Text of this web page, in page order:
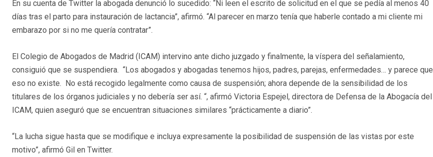
En su cuenta de Twitter la abogada denunció lo sucedido: “Ni leen el escrito de solicitud en el que se pedía al menos 40
días tras el parto para instauración de lactancia”, afirmó. “Al parecer en marzo tenía que haberle contado a mi cliente mi
embarazo por si no me quería contratar”.
El Colegio de Abogados de Madrid (ICAM) intervino ante dicho juzgado y finalmente, la víspera del señalamiento,
consiguió que se suspendiera. “Los abogados y abogadas tenemos hijos, padres, parejas, enfermedades… y parece que
eso no existe. No está recogido legalmente como causa de suspensión; ahora depende de la sensibilidad de los
titulares de los órganos judiciales y no debería ser así. “, afirmó Victoria Espejel, directora de Defensa de la Abogacía del
ICAM, quien aseguró que se encuentran situaciones similares “prácticamente a diario”.
“La lucha sigue hasta que se modifique e incluya expresamente la posibilidad de suspensión de las vistas por este
motivo”, afirmó Gil en Twitter.